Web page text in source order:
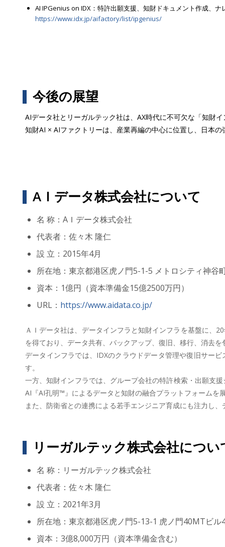
AI IPGenius on IDX：特許出願支援、知財ドキュメント作成、
https://www.idx.jp/aifactory/list/ipgenius/
今後の展望
AIデータ社とリーガルテック社は、AX時代に不可欠な「知財
知財AI × AIファクトリーは、産業再編の中心に位置し、日本
AＩデータ株式会社について
名 称：AＩデータ株式会社
代表者：佐々木 隆仁
設 立：2015年4月
所在地：東京都港区虎ノ門5-1-5 メトロシティ神谷
資本：1億円（資本準備金15億2500万円）
URL： https://www.aidata.co.jp/
ＡＩデータ社は、データインフラと知財インフラを基盤に、
を得ており、データ共有、バックアップ、復旧、移行、消去
データインフラでは、IDXのクラウドデータ管理や復旧サー
す。
一方、知財インフラでは、グループ会社の特許検索・出願支
AI『AI孔明™』によるデータと知財の融合プラットフォームを
また、防衛省との連携による若手エンジニア育成にも注力し
リーガルテック株式会社につい
名 称：リーガルテック株式会社
代表者：佐々木 隆仁
設 立：2021年3月
所在地：東京都港区虎ノ門5-13-1 虎ノ門40MTビル
資本：3億8,000万円（資本準備金含む）